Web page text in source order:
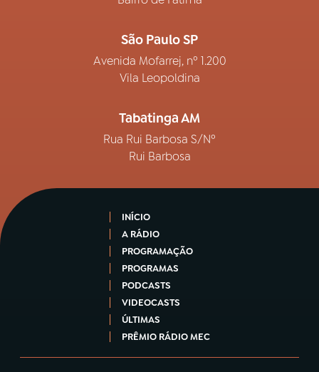
São Paulo SP
Avenida Mofarrej, nº 1.200
Vila Leopoldina
Tabatinga AM
Rua Rui Barbosa S/Nº
Rui Barbosa
INÍCIO
A RÁDIO
PROGRAMAÇÃO
PROGRAMAS
PODCASTS
VIDEOCASTS
ÚLTIMAS
PRÊMIO RÁDIO MEC